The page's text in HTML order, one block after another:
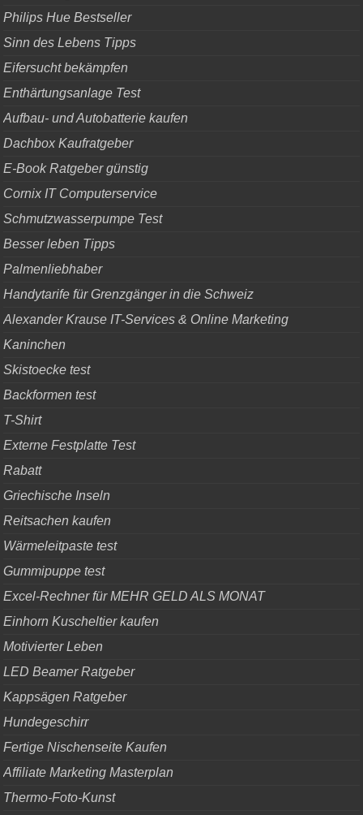
Philips Hue Bestseller
Sinn des Lebens Tipps
Eifersucht bekämpfen
Enthärtungsanlage Test
Aufbau- und Autobatterie kaufen
Dachbox Kaufratgeber
E-Book Ratgeber günstig
Cornix IT Computerservice
Schmutzwasserpumpe Test
Besser leben Tipps
Palmenliebhaber
Handytarife für Grenzgänger in die Schweiz
Alexander Krause IT-Services & Online Marketing
Kaninchen
Skistoecke test
Backformen test
T-Shirt
Externe Festplatte Test
Rabatt
Griechische Inseln
Reitsachen kaufen
Wärmeleitpaste test
Gummipuppe test
Excel-Rechner für MEHR GELD ALS MONAT
Einhorn Kuscheltier kaufen
Motivierter Leben
LED Beamer Ratgeber
Kappsägen Ratgeber
Hundegeschirr
Fertige Nischenseite Kaufen
Affiliate Marketing Masterplan
Thermo-Foto-Kunst